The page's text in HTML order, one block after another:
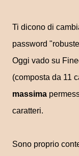
Ti dicono di
password
Oggi vado su
(composta da 11
massima
caratteri.
Sono proprio